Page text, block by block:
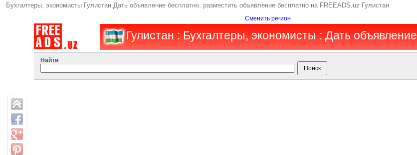
Бухгалтеры, экономисты Гулистан Дать объявление бесплатно, разместить объявление бесплатно на FREEADS.uz Гулистан
Сменить регион
Гулистан : Бухгалтеры, экономисты : Дать объявление
Найти